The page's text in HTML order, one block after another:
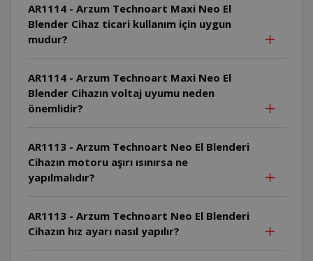
AR1114 - Arzum Technoart Maxi Neo El
Blender Cihaz ticari kullanım için uygun
mudur?
AR1114 - Arzum Technoart Maxi Neo El
Blender Cihazın voltaj uyumu neden
önemlidir?
AR1113 - Arzum Technoart Neo El Blenderi
Cihazın motoru aşırı ısınırsa ne
yapılmalıdır?
AR1113 - Arzum Technoart Neo El Blenderi
Cihazın hız ayarı nasıl yapılır?